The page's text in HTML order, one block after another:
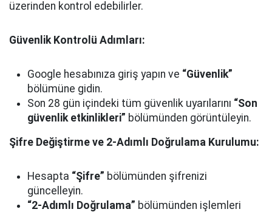
üzerinden kontrol edebilirler.
Güvenlik Kontrolü Adımları:
Google hesabınıza giriş yapın ve “Güvenlik”
bölümüne gidin.
Son 28 gün içindeki tüm güvenlik uyarılarını “Son
güvenlik etkinlikleri” bölümünden görüntüleyin.
Şifre Değiştirme ve 2-Adımlı Doğrulama Kurulumu:
Hesapta “Şifre” bölümünden şifrenizi
güncelleyin.
“2-Adımlı Doğrulama” bölümünden işlemleri